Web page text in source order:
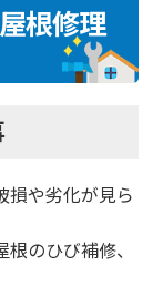
根修理
損や劣化が見ら
のひび補修、